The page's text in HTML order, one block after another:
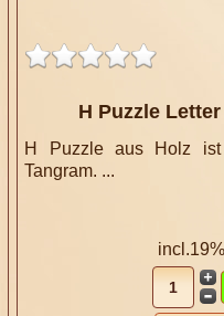
H Puzzle
H Puzzle aus Holz ist
Tangram. ...